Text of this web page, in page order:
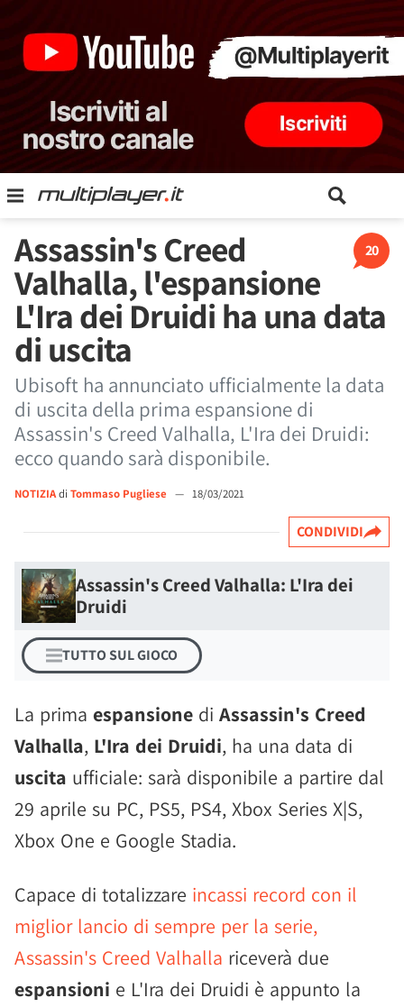
20
Assassin's Creed
Valhalla, l'espansione
L'Ira dei Druidi ha una data
di uscita
Ubisoft ha annunciato ufficialmente la data
di uscita della prima espansione di
Assassin's Creed Valhalla, L'Ira dei Druidi:
ecco quando sarà disponibile.
NOTIZIAdi Tommaso Pugliese — 18/03/2021
CONDIVIDI
Assassin's Creed Valhalla: L'Ira dei
Druidi
TUTTO SUL GIOCO
La prima espansione di Assassin's Creed
Valhalla, L'Ira dei Druidi, ha una data di
uscita ufficiale: sarà disponibile a partire dal
29 aprile su PC, PS5, PS4, Xbox Series X|S,
Xbox One e Google Stadia.
Capace di totalizzare incassi record con il
miglior lancio di sempre per la serie,
Assassin's Creed Valhalla riceverà due
espansioni e L'Ira dei Druidi è appunto la